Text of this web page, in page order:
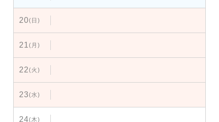
20(日)
21(月)
22(火)
23(水)
24(木)